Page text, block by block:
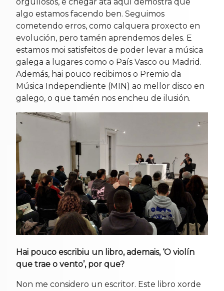
algo estamos facendo ben. Seguimos
cometendo erros, como calquera proxecto en
evolución, pero tamén aprendemos deles. E
estamos moi satisfeitos de poder levar a música
galega a lugares como o País Vasco ou Madrid.
Además, hai pouco recibimos o Premio da
Música Independiente (MIN) ao mellor disco en
galego, o que tamén nos encheu de ilusión.
Hai pouco escribiu un libro, ademais, ‘O violín
que trae o vento’, por que?
Non me considero un escritor. Este libro xorde